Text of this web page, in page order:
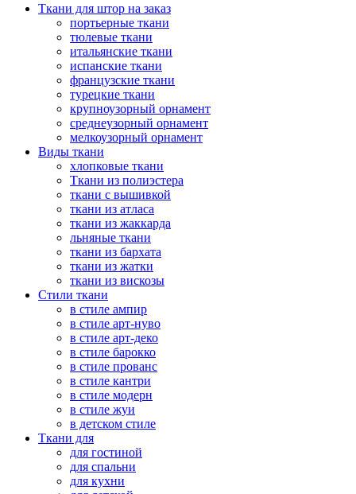
Ткани для штор на заказ
портьерные ткани
тюлевые ткани
итальянские ткани
испанские ткани
французские ткани
турецкие ткани
крупноузорный орнамент
среднеузорный орнамент
мелкоузорный орнамент
Виды ткани
хлопковые ткани
Ткани из полиэстера
ткани с вышивкой
ткани из атласа
ткани из жаккарда
льняные ткани
ткани из бархата
ткани из жатки
ткани из вискозы
Стили ткани
в стиле ампир
в стиле арт-нуво
в стиле арт-деко
в стиле барокко
в стиле прованс
в стиле кантри
в стиле модерн
в стиле жуи
в детском стиле
Ткани для
для гостиной
для спальни
для кухни